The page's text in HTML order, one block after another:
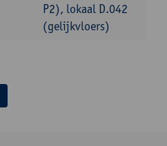
P2), lokaal D.042
(gelijkvloers)